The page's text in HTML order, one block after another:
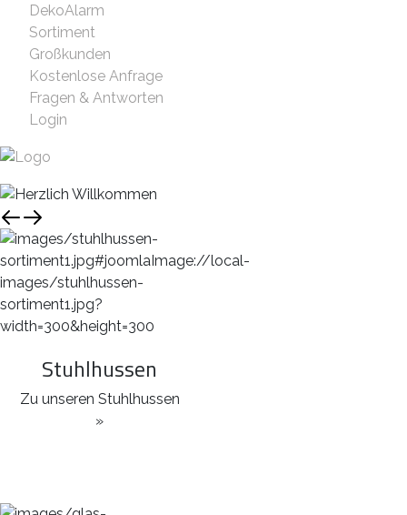
DekoAlarm
Sortiment
Großkunden
Kostenlose Anfrage
Fragen & Antworten
Login
Stuhlhussen
Zu unseren Stuhlhussen
»